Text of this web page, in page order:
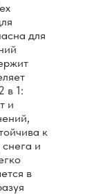
для
в 1:
и
к
и
в